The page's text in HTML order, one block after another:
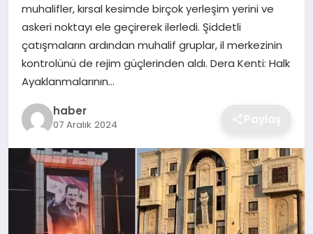
MAGAZIN
OTOMOBIL
TEKNOLOJI
muhalifler, kırsal kesimde birçok yerleşim yerini ve
askeri noktayı ele geçirerek ilerledi. Şiddetli
çatışmaların ardından muhalif gruplar, il merkezinin
kontrolünü de rejim güçlerinden aldı. Dera Kenti: Halk
Ayaklanmalarının…
haber
07 Aralık 2024